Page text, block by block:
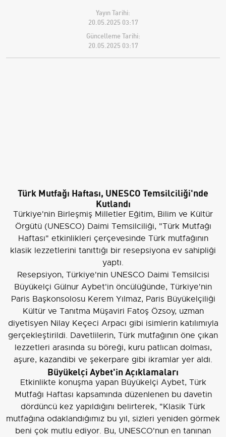
Yayın Tarihi:
20.05.2025 03:17
Güncelleme Tarihi:
20.05.2025 03:17
Türk Mutfağı Haftası, UNESCO Temsilciliği'nde
Kutlandı
Türkiye'nin Birleşmiş Milletler Eğitim, Bilim ve Kültür
Örgütü (UNESCO) Daimi Temsilciliği, "Türk Mutfağı
Haftası" etkinlikleri çerçevesinde Türk mutfağının
klasik lezzetlerini tanıttığı bir resepsiyona ev sahipliği
yaptı.
Resepsiyon, Türkiye'nin UNESCO Daimi Temsilcisi
Büyükelçi Gülnur Aybet'in öncülüğünde, Türkiye'nin
Paris Başkonsolosu Kerem Yılmaz, Paris Büyükelçiliği
Kültür ve Tanıtma Müşaviri Fatoş Özsoy, uzman
diyetisyen Nilay Keçeci Arpacı gibi isimlerin katılımıyla
gerçekleştirildi. Davetlilerin, Türk mutfağının öne çıkan
lezzetleri arasında su böreği, kuru patlıcan dolması,
aşure, kazandibi ve şekerpare gibi ikramlar yer aldı.
Büyükelçi Aybet'in Açıklamaları
Etkinlikte konuşma yapan Büyükelçi Aybet, Türk
Mutfağı Haftası kapsamında düzenlenen bu davetin
dördüncü kez yapıldığını belirterek, "Klasik Türk
mutfağına odaklandığımız bu yıl, sizleri yeniden görmek
beni çok mutlu ediyor. Bu, UNESCO'nun en tanınan